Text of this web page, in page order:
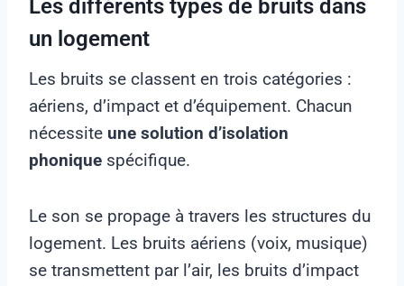
Les différents types de bruits dans
un logement
Les bruits se classent en trois catégories :
aériens, d’impact et d’équipement. Chacun
nécessite une solution d’isolation
phonique spécifique.
Le son se propage à travers les structures du
logement. Les bruits aériens (voix, musique)
se transmettent par l’air, les bruits d’impact